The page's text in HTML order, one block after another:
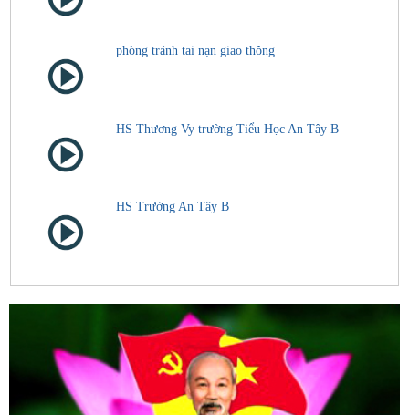
phòng tránh tai nạn giao thông
HS Thương Vy trường Tiểu Học An Tây B
HS Trường An Tây B